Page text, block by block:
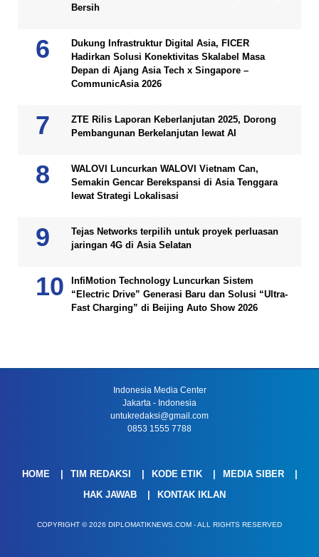
Bersih
Dukung Infrastruktur Digital Asia, FICER
Hadirkan Solusi Konektivitas Skalabel Masa
Depan di Ajang Asia Tech x Singapore –
CommunicAsia 2026
ZTE Rilis Laporan Keberlanjutan 2025, Dorong
Pembangunan Berkelanjutan lewat AI
WALOVI Luncurkan WALOVI Vietnam Can,
Semakin Gencar Berekspansi di Asia Tenggara
lewat Strategi Lokalisasi
Tejas Networks terpilih untuk proyek perluasan
jaringan 4G di Asia Selatan
InfiMotion Technology Luncurkan Sistem
“Electric Drive” Generasi Baru dan Solusi “Ultra-
Fast Charging” di Beijing Auto Show 2026
Indonesia Media Center
Jakarta - Indonesia
untukredaksi@gmail.com
0853 1555 7788
HOME TIM REDAKSI KODE ETIK
MEDIA SIBER
HAK JAWAB
KONTAK IKLAN
COPYRIGHT © 2026 DIPLOMATIKNEWS.COM - ALL RIGHTS RESERVED